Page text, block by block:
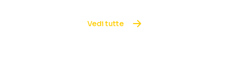
Vedi tutte